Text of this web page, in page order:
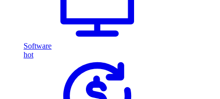
Software
hot